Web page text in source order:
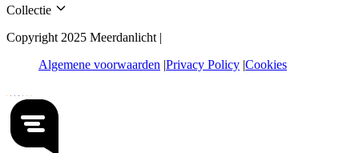
Collectie
Copyright 2025 Meerdanlicht |
Algemene voorwaarden Privacy Policy Cookies